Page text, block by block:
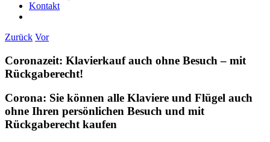
Kontakt
Zurück Vor
Coronazeit: Klavierkauf auch ohne Besuch – mit
Rückgaberecht!
Corona: Sie können alle Klaviere und Flügel auch
ohne Ihren persönlichen Besuch und mit
Rückgaberecht kaufen